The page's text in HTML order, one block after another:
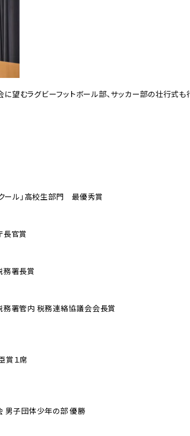
ポリ
携教
生徒会活動
インタビュー
望むラグビーフットボール部、サッカー部の壮行式も
ール」高校生部門 最優秀賞
長官賞
務署長賞
務署管内 税務連絡協議会会長賞
賞１席
男子団体少年の部 優勝